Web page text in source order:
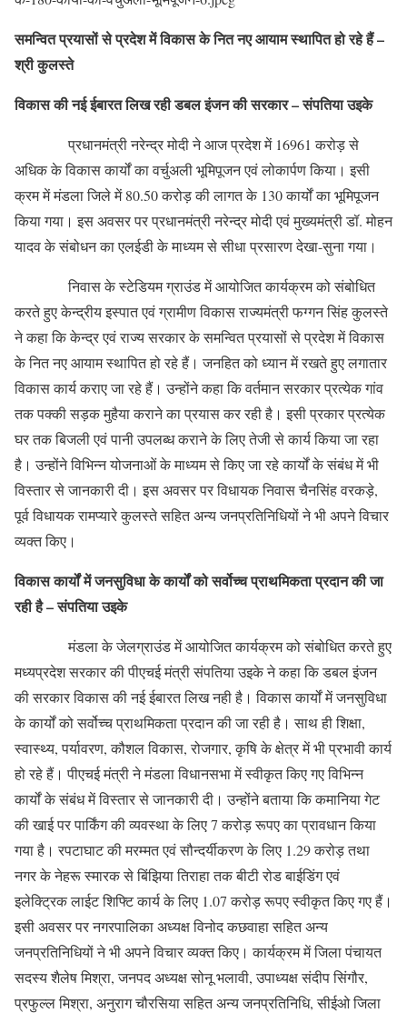
समन्वित प्रयासों से प्रदेश में विकास के नित नए आयाम स्थापित हो रहे हैं –
श्री कुलस्ते
विकास की नई ईबारत लिख रही डबल इंजन की सरकार – संपतिया उइके
प्रधानमंत्री नरेन्द्र मोदी ने आज प्रदेश में 16961 करोड़ से
अधिक के विकास कार्यों का वर्चुअली भूमिपूजन एवं लोकार्पण किया। इसी
क्रम में मंडला जिले में 80.50 करोड़ की लागत के 130 कार्यों का भूमिपूजन
किया गया। इस अवसर पर प्रधानमंत्री नरेन्द्र मोदी एवं मुख्यमंत्री डॉ. मोहन
यादव के संबोधन का एलईडी के माध्यम से सीधा प्रसारण देखा-सुना गया।
निवास के स्टेडियम ग्राउंड में आयोजित कार्यक्रम को संबोधित
करते हुए केन्द्रीय इस्पात एवं ग्रामीण विकास राज्यमंत्री फग्गन सिंह कुलस्ते
ने कहा कि केन्द्र एवं राज्य सरकार के समन्वित प्रयासों से प्रदेश में विकास
के नित नए आयाम स्थापित हो रहे हैं। जनहित को ध्यान में रखते हुए लगातार
विकास कार्य कराए जा रहे हैं। उन्होंने कहा कि वर्तमान सरकार प्रत्येक गांव
तक पक्की सड़क मुहैया कराने का प्रयास कर रही है। इसी प्रकार प्रत्येक
घर तक बिजली एवं पानी उपलब्ध कराने के लिए तेजी से कार्य किया जा रहा
है। उन्होंने विभिन्न योजनाओं के माध्यम से किए जा रहे कार्यों के संबंध में भी
विस्तार से जानकारी दी। इस अवसर पर विधायक निवास चैनसिंह वरकड़े,
पूर्व विधायक रामप्यारे कुलस्ते सहित अन्य जनप्रतिनिधियों ने भी अपने विचार
व्यक्त किए।
विकास कार्यों में जनसुविधा के कार्यों को सर्वोच्च प्राथमिकता प्रदान की जा
रही है – संपतिया उइके
मंडला के जेलग्राउंड में आयोजित कार्यक्रम को संबोधित करते हुए
मध्यप्रदेश सरकार की पीएचई मंत्री संपतिया उइके ने कहा कि डबल इंजन
की सरकार विकास की नई ईबारत लिख नही है। विकास कार्यों में जनसुविधा
के कार्यों को सर्वोच्च प्राथमिकता प्रदान की जा रही है। साथ ही शिक्षा,
स्वास्थ्य, पर्यावरण, कौशल विकास, रोजगार, कृषि के क्षेत्र में भी प्रभावी कार्य
हो रहे हैं। पीएचई मंत्री ने मंडला विधानसभा में स्वीकृत किए गए विभिन्न
कार्यों के संबंध में विस्तार से जानकारी दी। उन्होंने बताया कि कमानिया गेट
की खाई पर पार्किंग की व्यवस्था के लिए 7 करोड़ रूपए का प्रावधान किया
गया है। रपटाघाट की मरम्मत एवं सौन्दर्यीकरण के लिए 1.29 करोड़ तथा
नगर के नेहरू स्मारक से बिंझिया तिराहा तक बीटी रोड बाईडिंग एवं
इलेक्ट्रिक लाईट शिफ्टि कार्य के लिए 1.07 करोड़ रूपए स्वीकृत किए गए हैं।
इसी अवसर पर नगरपालिका अध्यक्ष विनोद कछवाहा सहित अन्य
जनप्रतिनिधियों ने भी अपने विचार व्यक्त किए। कार्यक्रम में जिला पंचायत
सदस्य शैलेष मिश्रा, जनपद अध्यक्ष सोनू भलावी, उपाध्यक्ष संदीप सिंगौर,
प्रफुल्ल मिश्रा, अनुराग चौरसिया सहित अन्य जनप्रतिनिधि, सीईओ जिला